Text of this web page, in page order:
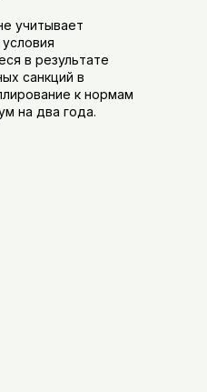
учитывает
в результате
санкций в
к нормам
на два года.